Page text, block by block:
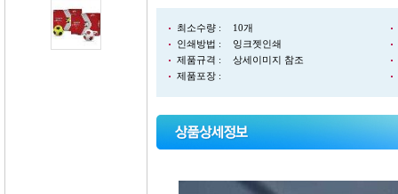
최소수량 :
10개
인쇄방법 :
잉크젯인쇄
제품규격 :
상세이미지 참조
제품포장 :